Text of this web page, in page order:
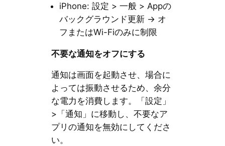
iPhone: 設定 > 一般 > Appの
バックグラウンド更新 → オ
フまたはWi-Fiのみに制限
不要な通知をオフにする
通知は画面を起動させ、場合に
よっては振動させるため、余分
な電力を消費します。「設定」
>「通知」に移動し、不要なア
プリの通知を無効にしてくださ
い。